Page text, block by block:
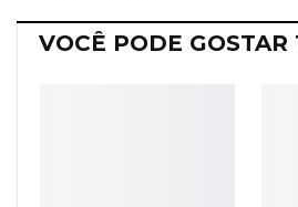
VOCÊ PODE GOSTAR